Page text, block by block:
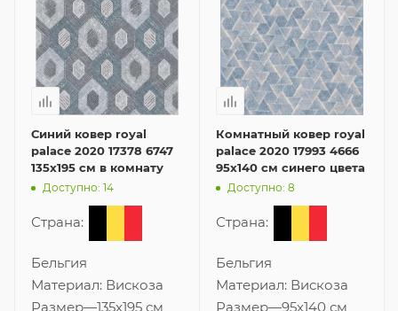
Синий ковер royal
palace 2020 17378 6747
135x195 см в комнату
Доступно: 14
Страна:
Бельгия
Материал: Вискоза
Размер—135x195 см
Комнатный ковер royal
palace 2020 17993 4666
95x140 см синего цвета
Доступно: 8
Страна:
Бельгия
Материал: Вискоза
Размер—95x140 см